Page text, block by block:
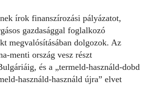
írok finanszírozási pályázatot,
gazdasággal foglalkozó
megvalósításában dolgozok. Az
menti ország vesz részt
és a „termeld-használd-dobd
használd-használd újra” elvet